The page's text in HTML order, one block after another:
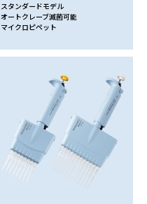
スタンダードモデル
オートクレーブ滅菌可能
マイクロピペット